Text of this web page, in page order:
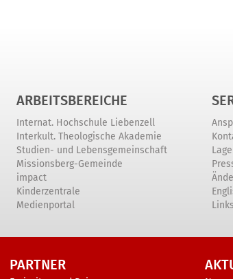
ARBEITSBEREICHE
Internat. Hochschule Liebenzell
Interkult. Theologische Akademie
Studien- und Lebensgemeinschaft
Missionsberg-Gemeinde
impact
Kinderzentrale
Medienportal
Links
PARTNER